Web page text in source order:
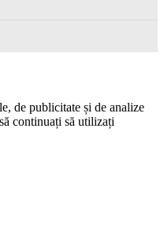
de publicitate și de analize
continuați să utilizați